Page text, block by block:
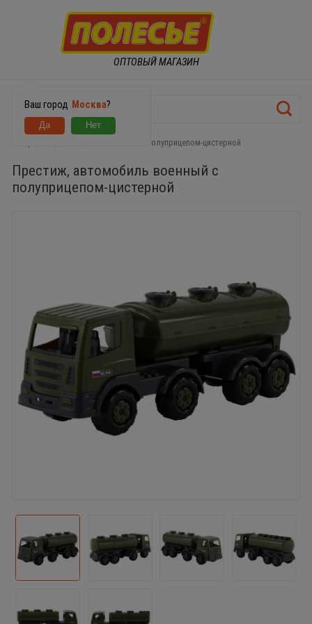
ОПТОВЫЙ МАГАЗИН
Ваш город Москва?
Престиж, автомобиль военный с полуприцепом-цистерной
Престиж, автомобиль военный с
полуприцепом-цистерной